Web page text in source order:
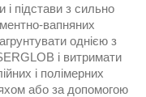
і підстави з сильно
вапняних
однією з
і витримати
і полімерних
або за допомогою